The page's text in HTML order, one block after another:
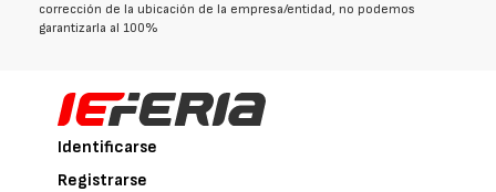
corrección de la ubicación de la empresa/entidad, no podemos
garantizarla al 100%
Identificarse
Registrarse